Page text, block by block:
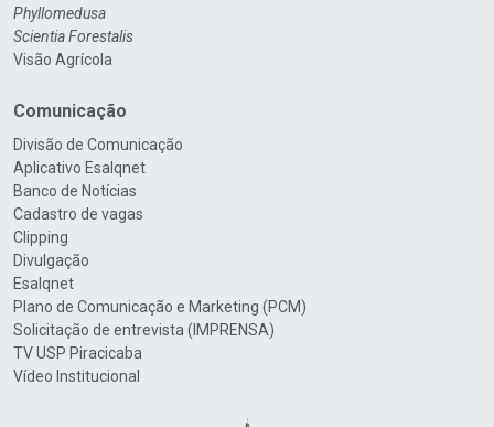
Phyllomedusa
Scientia Forestalis
Visão Agrícola
Comunicação
Divisão de Comunicação
Aplicativo Esalqnet
Banco de Notícias
Cadastro de vagas
Clipping
Divulgação
Esalqnet
Plano de Comunicação e Marketing (PCM)
Solicitação de entrevista (IMPRENSA)
TV USP Piracicaba
Vídeo Institucional